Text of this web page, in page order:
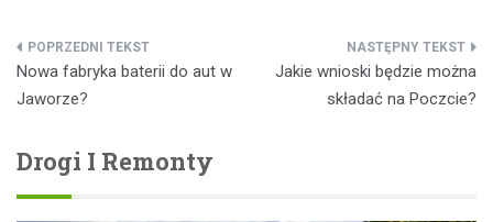
Nawigacja
wpisu
Nowa fabryka baterii do aut w
Jaworze?
Jakie wnioski będzie można
składać na Poczcie?
Drogi I Remonty